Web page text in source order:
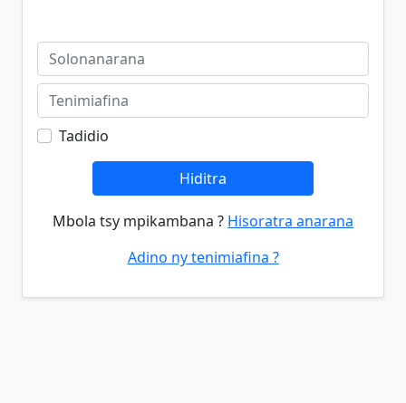
Tadidio
Hiditra
Mbola tsy mpikambana ? Hisoratra anarana
Adino ny tenimiafina ?